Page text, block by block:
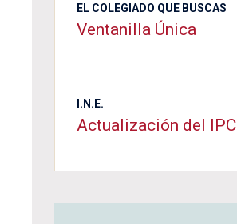
EL COLEGIADO QUE BUSCAS
Ventanilla Única
I.N.E.
Actualización del IPC